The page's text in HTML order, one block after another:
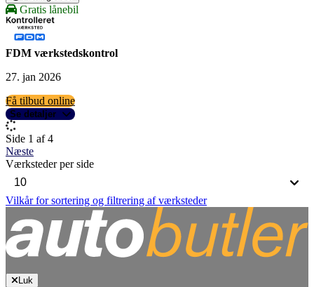
Gratis lånebil
FDM værkstedskontrol
27. jan 2026
Få tilbud online
Se detaljer
Side 1 af 4
Næste
Værksteder per side
Vilkår for sortering og filtrering af værksteder
Luk